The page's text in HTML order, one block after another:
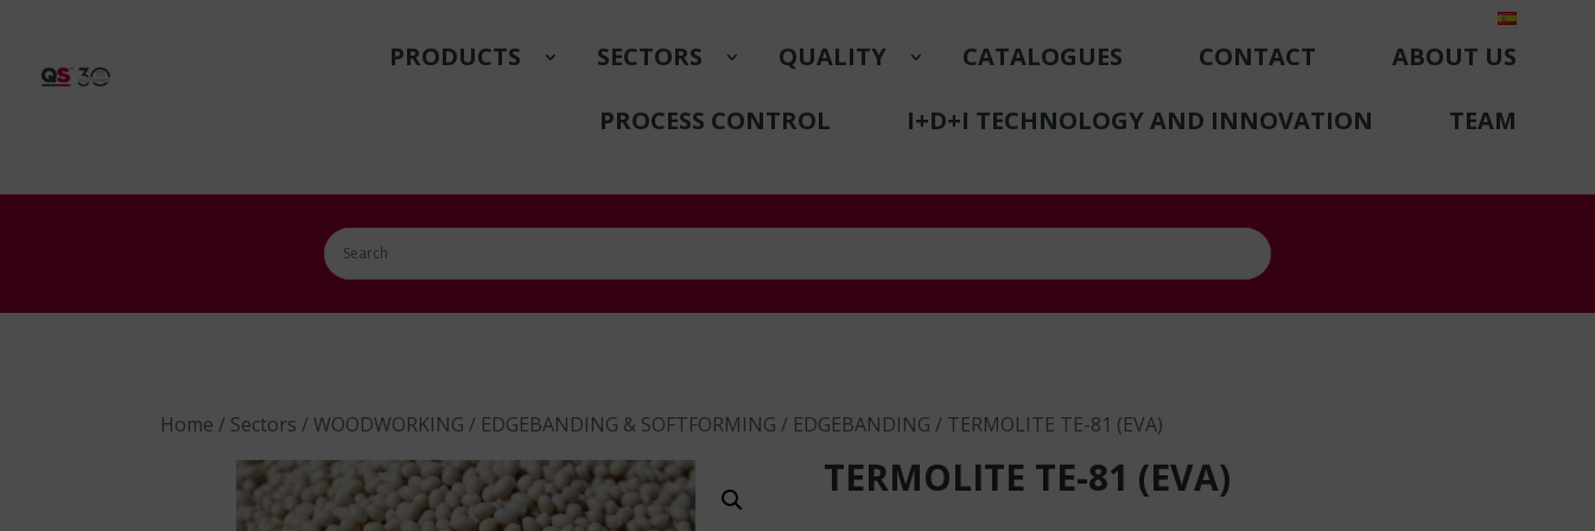
PRODUCTS SECTORS QUALITY CATALOGUES CONTACT
ABOUT US
PROCESS CONTROL
I+D+I TECHNOLOGY AND INNOVATION TEAM
Home / Sectors /WOODWORKING / EDGEBANDING & SOFTFORMING / EDGEBANDING / TERMOLITE TE-81 (EVA)
TERMOLITE TE-81 (EVA)